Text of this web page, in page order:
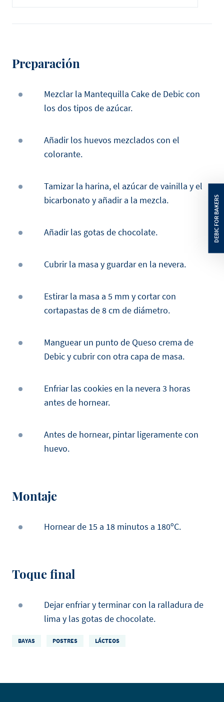
Preparación
Mezclar la Mantequilla Cake de Debic con
los dos tipos de azúcar.
Añadir los huevos mezclados con el
colorante.
Tamizar la harina, el azúcar de vainilla y el
bicarbonato y añadir a la mezcla.
Añadir las gotas de chocolate.
Cubrir la masa y guardar en la nevera.
Estirar la masa a 5 mm y cortar con
cortapastas de 8 cm de diámetro.
Manguear un punto de Queso crema de
Debic y cubrir con otra capa de masa.
Enfriar las cookies en la nevera 3 horas
antes de hornear.
Antes de hornear, pintar ligeramente con
huevo.
Montaje
Hornear de 15 a 18 minutos a 180ºC.
Toque final
Dejar enfriar y terminar con la ralladura de
lima y las gotas de chocolate.
BAYAS POSTRES LÁCTEOS